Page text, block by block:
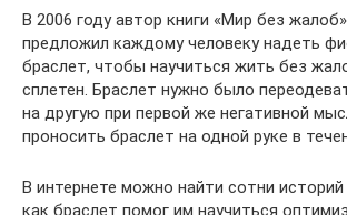
В 2006 году автор книги «Мир без
предложил каждому человеку надеть
браслет, чтобы научиться жить без
сплетен. Браслет нужно было
на другую при первой же негативной
проносить браслет на одной руке в
В интернете можно найти сотни
как браслет помог им научиться